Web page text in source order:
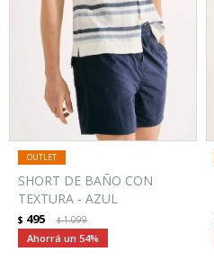
SHORT DE BAÑO CON
TEXTURA - AZUL
$ 495 $1.099
54